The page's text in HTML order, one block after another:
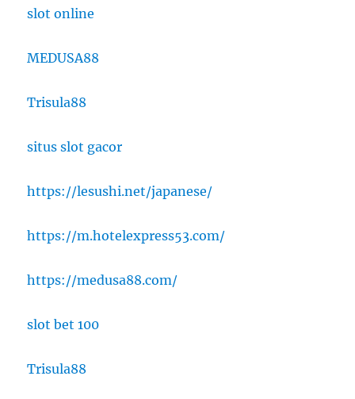
slot online
MEDUSA88
Trisula88
situs slot gacor
https://lesushi.net/japanese/
https://m.hotelexpress53.com/
https://medusa88.com/
slot bet 100
Trisula88